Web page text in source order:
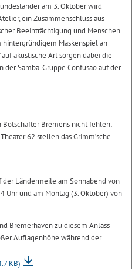
am 3. Oktober wird
ein Zusammenschluss aus
Beeinträchtigung und Menschen
Maskenspiel an
akustische Art sorgen dabei die
Samba-Gruppe Confusao auf der
Bremens nicht fehlen:
62 stellen das Grimm’sche
Ländermeile am Sonnabend von
Uhr und am Montag (3. Oktober) von
Bremerhaven zu diesem Anlass
Auflagenhöhe während der
KB)